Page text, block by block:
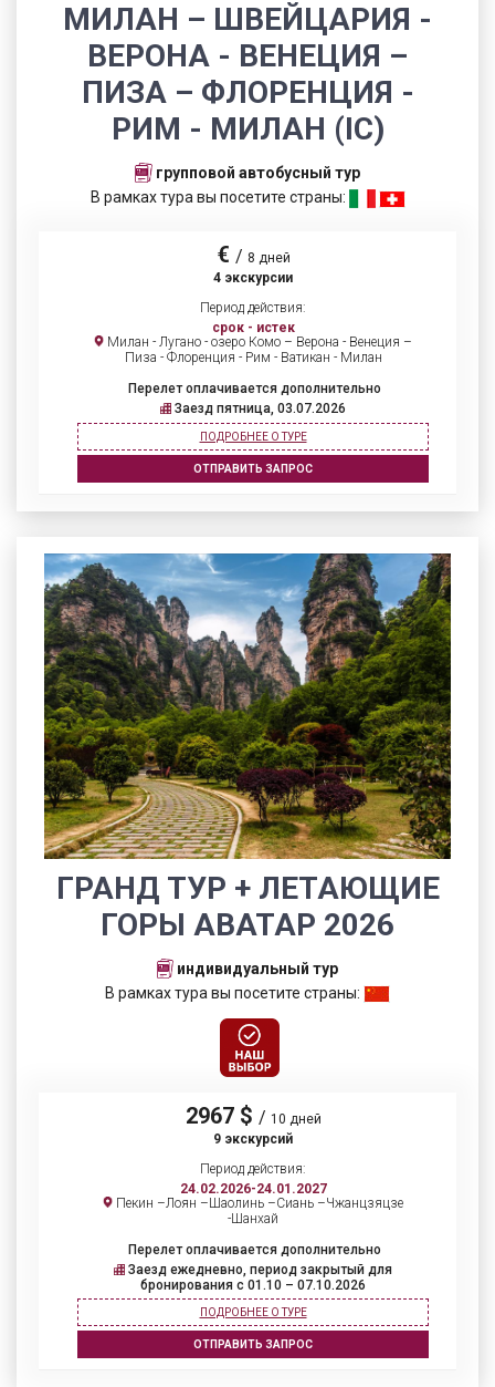
МИЛАН – ШВЕЙЦАРИЯ -
ВЕРОНА - ВЕНЕЦИЯ –
ПИЗА – ФЛОРЕНЦИЯ -
РИМ - МИЛАН (IC)
групповой автобусный тур
В рамках тура вы посетите страны:
€ / 8 дней
4 экскурсии
Период действия:
срок - истек
Милан - Лугано - озеро Комо – Верона - Венеция –
Пиза - Флоренция - Рим - Ватикан - Милан
Перелет оплачивается дополнительно
Заезд пятница, 03.07.2026
ПОДРОБНЕЕ О ТУРЕ
ОТПРАВИТЬ ЗАПРОС
ГРАНД ТУР + ЛЕТАЮЩИЕ
ГОРЫ АВАТАР 2026
индивидуальный тур
В рамках тура вы посетите страны:
2967 $ / 10 дней
9 экскурсий
Период действия:
24.02.2026-24.01.2027
Пекин –Лоян –Шаолинь –Сиань –Чжанцзяцзе
-Шанхай
Перелет оплачивается дополнительно
Заезд ежедневно, период закрытый для
бронирования c 01.10 – 07.10.2026
ПОДРОБНЕЕ О ТУРЕ
ОТПРАВИТЬ ЗАПРОС